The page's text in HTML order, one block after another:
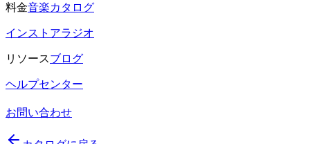
料金音楽カタログ
インストアラジオ
リソースブログ
ヘルプセンター
お問い合わせ